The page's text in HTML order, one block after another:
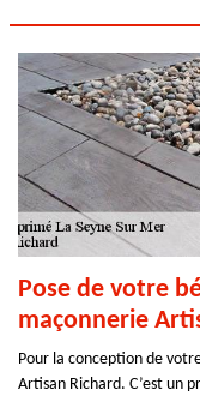
Pose de votre
maçonnerie
Pour la conception de
Artisan Richard. C’est un